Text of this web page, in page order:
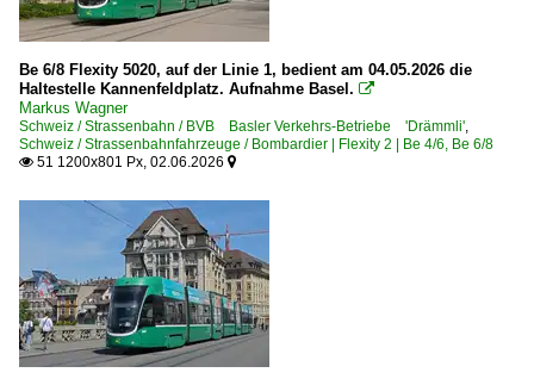
Be 6/8 Flexity 5020, auf der Linie 1, bedient am 04.05.2026 die
Haltestelle Kannenfeldplatz. Aufnahme Basel. 
Markus Wagner
Schweiz / Strassenbahn / BVB Basler Verkehrs-Betriebe 'Drämmli',
Schweiz / Strassenbahnfahrzeuge / Bombardier | Flexity 2 | Be 4/6, Be 6/8
 51 1200x801 Px, 02.06.2026 